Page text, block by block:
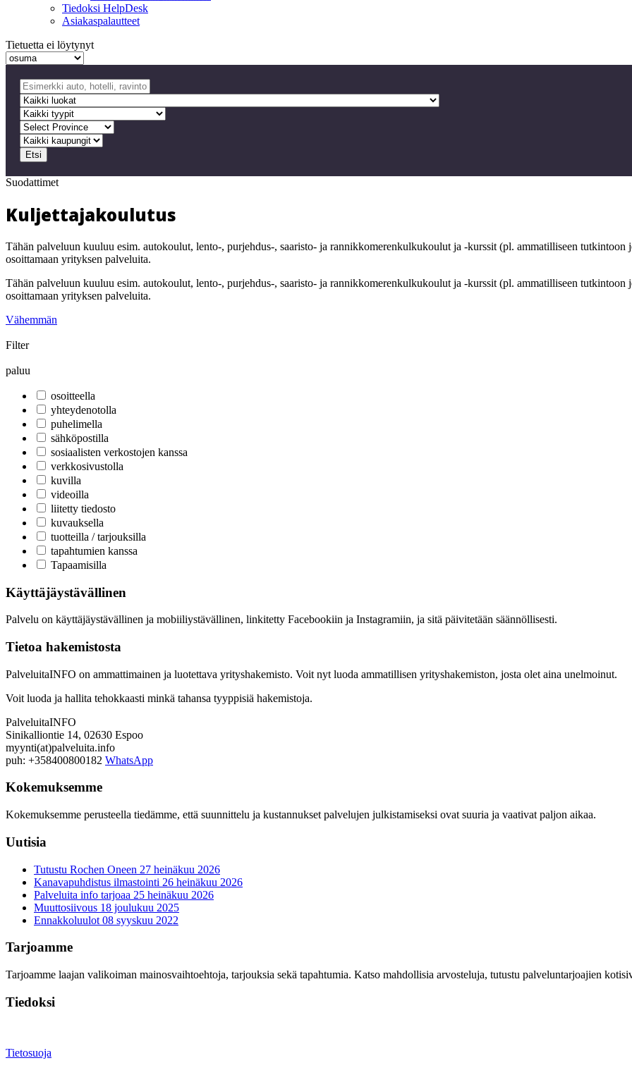
Tiedoksi HelpDesk
Asiakaspalautteet
Tietuetta ei löytynyt
Etsi
Suodattimet
Kuljettajakoulutus
Tähän palveluun kuuluu esim. autokoulut, lento-, purjehdus-, saaristo- ja rannikkomerenkulkukoulut ja -kurssit (pl. ammatilliseen tutkintoon
osoittamaan yrityksen palveluita.
Tähän palveluun kuuluu esim. autokoulut, lento-, purjehdus-, saaristo- ja rannikkomerenkulkukoulut ja -kurssit (pl. ammatilliseen tutkintoon
osoittamaan yrityksen palveluita.
Vähemmän
Filter
paluu
osoitteella
yhteydenotolla
puhelimella
sähköpostilla
sosiaalisten verkostojen kanssa
verkkosivustolla
kuvilla
videoilla
liitetty tiedosto
kuvauksella
tuotteilla / tarjouksilla
tapahtumien kanssa
Tapaamisilla
Käyttäjäystävällinen
Palvelu on käyttäjäystävällinen ja mobiiliystävällinen, linkitetty Facebookiin ja Instagramiin, ja sitä päivitetään säännöllisesti.
Tietoa hakemistosta
PalveluitaINFO on ammattimainen ja luotettava yrityshakemisto. Voit nyt luoda ammatillisen yrityshakemiston, josta olet aina unelmoinut.
Voit luoda ja hallita tehokkaasti minkä tahansa tyyppisiä hakemistoja.
PalveluitaINFO
Sinikalliontie 14, 02630 Espoo
myynti(at)palveluita.info
puh: +358400800182 WhatsApp
Kokemuksemme
Kokemuksemme perusteella tiedämme, että suunnittelu ja kustannukset palvelujen julkistamiseksi ovat suuria ja vaativat paljon aikaa.
Uutisia
Tutustu Rochen Oneen 27 heinäkuu 2026
Kanavapuhdistus ilmastointi 26 heinäkuu 2026
Palveluita info tarjoaa 25 heinäkuu 2026
Muuttosiivous 18 joulukuu 2025
Ennakkoluulot 08 syyskuu 2022
Tarjoamme
Tarjoamme laajan valikoiman mainosvaihtoehtoja, tarjouksia sekä tapahtumia. Katso mahdollisia arvosteluja, tutustu palveluntarjoajien
Tiedoksi
Tietosuoja